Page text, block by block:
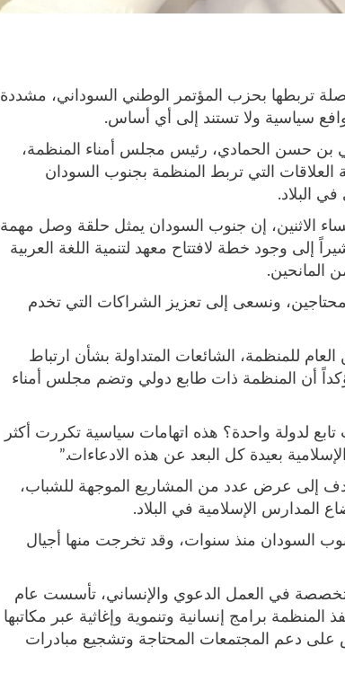
تربطها بحزب المؤتمر الوطني السوداني، مشددة
سياسية ولا تستند إلى أي أساس.
بن حسن الحمادي، رئيس مجلس أمناء المنظمة،
العلاقات التي تربط المنظمة بجنوب السودان
البلاد.
الاثنين، إن جنوب السودان يمثل حلقة وصل مهمة
إلى وجود خطة لافتتاح معهد لتنمية اللغة العربية
المانحين.
ونسعى إلى تعزيز الشراكات التي تخدم
للمنظمة، الشائعات المتداولة بشأن ارتباط
أن المنظمة ذات طابع دولي وتضم مجلس أمناء
26 دولة إلى حزب تابع لدولة واحدة؟ هذه اتهامات سياسية تكررت أكثر
بعيدة كل البعد عن هذه الادعاءات.”
إلى عرض عدد من المشاريع الموجهة للشباب،
المدارس الإسلامية في البلاد.
السودان منذ سنوات، وقد تخرجت منها أجيال
في العمل الدعوي والإنساني، تأسست عام
المنظمة برامج إنسانية وتنموية وإغاثية عبر مكاتبها
تركيز خاص على دعم المجتمعات المحتاجة وتشجيع مبادرات